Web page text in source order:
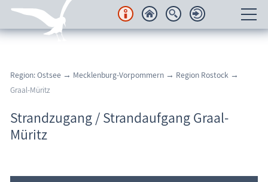
Regionales
Urlaubsorte
Karten
Region: Ostsee → Mecklenburg-Vorpommern → Region Rostock →
Graal-Müritz
Strandzugang / Strandaufgang Graal-
Müritz